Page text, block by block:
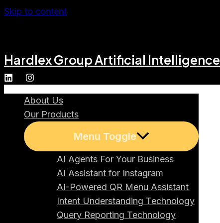
Skip to content
Hardlex Group Artificial Intelligence
About Us
Our Products
Menu Toggle
AI Agents For Your Business
AI Assistant for Instagram
AI-Powered QR Menu Assistant
Intent Understanding Technology
Query Reporting Technology